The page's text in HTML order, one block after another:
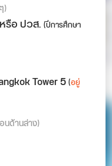
)
รือ ปวส.(ปีการศึกษา
Tower 5(อยู่
นด้านล่าง)